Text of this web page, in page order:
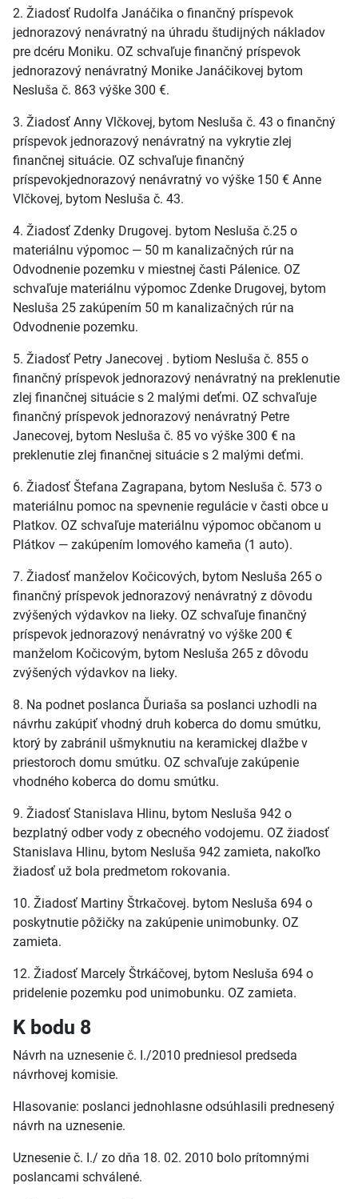
2. Žiadosť Rudolfa Janáčika o finančný príspevok
jednorazový nenávratný na úhradu študijných nákladov
pre dcéru Moniku. OZ schvaľuje finančný príspevok
jednorazový nenávratný Monike Janáčikovej bytom
Nesluša č. 863 výške 300 €.
3. Žiadosť Anny Vlčkovej, bytom Nesluša č. 43 o finančný
príspevok jednorazový nenávratný na vykrytie zlej
finančnej situácie. OZ schvaľuje finančný
príspevokjednorazový nenávratný vo výške 150 € Anne
Vlčkovej, bytom Nesluša č. 43.
4. Žiadosť Zdenky Drugovej. bytom Nesluša č.25 o
materiálnu výpomoc — 50 m kanalizačných rúr na
Odvodnenie pozemku v miestnej časti Pálenice. OZ
schvaľuje materiálnu výpomoc Zdenke Drugovej, bytom
Nesluša 25 zakúpením 50 m kanalizačných rúr na
Odvodnenie pozemku.
5. Žiadosť Petry Janecovej . bytiom Nesluša č. 855 o
finančný príspevok jednorazový nenávratný na preklenutie
zlej finančnej situácie s 2 malými deťmi. OZ schvaľuje
finančný príspevok jednorazový nenávratný Petre
Janecovej, bytom Nesluša č. 85 vo výške 300 € na
preklenutie zlej finančnej situácie s 2 malými deťmi.
6. Žiadosť Štefana Zagrapana, bytom Nesluša č. 573 o
materiálnu pomoc na spevnenie regulácie v časti obce u
Platkov. OZ schvaľuje materiálnu výpomoc občanom u
Plátkov — zakúpením lomového kameňa (1 auto).
7. Žiadosť manželov Kočicových, bytom Nesluša 265 o
finančný príspevok jednorazový nenávratný z dôvodu
zvýšených výdavkov na lieky. OZ schvaľuje finančný
príspevok jednorazový nenávratný vo výške 200 €
manželom Kočicovým, bytom Nesluša 265 z dôvodu
zvýšených výdavkov na lieky.
8. Na podnet poslanca Ďuriaša sa poslanci uzhodli na
návrhu zakúpiť vhodný druh koberca do domu smútku,
ktorý by zabránil ušmyknutiu na keramickej dlažbe v
priestoroch domu smútku. OZ schvaľuje zakúpenie
vhodného koberca do domu smútku.
9. Žiadosť Stanislava Hlinu, bytom Nesluša 942 o
bezplatný odber vody z obecného vodojemu. OZ žiadosť
Stanislava Hlinu, bytom Nesluša 942 zamieta, nakoľko
žiadosť už bola predmetom rokovania.
10. Žiadosť Martiny Štrkačovej. bytom Nesluša 694 o
poskytnutie pôžičky na zakúpenie unimobunky. OZ
zamieta.
12. Žiadosť Marcely Štrkáčovej, bytom Nesluša 694 o
pridelenie pozemku pod unimobunku. OZ zamieta.
K bodu 8
Návrh na uznesenie č. I./2010 predniesol predseda
návrhovej komisie.
Hlasovanie: poslanci jednohlasne odsúhlasili prednesený
návrh na uznesenie.
Uznesenie č. I./ zo dňa 18. 02. 2010 bolo prítomnými
poslancami schválené.